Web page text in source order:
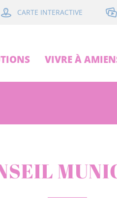
CARTE INTERACTIVE
VIVRE À